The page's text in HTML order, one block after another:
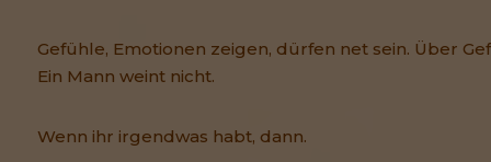
Gefühle, Emotionen zeigen, dürfen net sein. Über
Ein Mann weint nicht.
Wenn ihr irgendwas habt, dann.